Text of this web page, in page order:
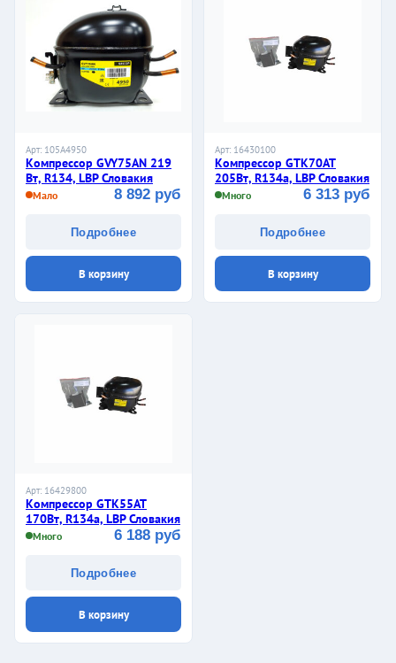
Арт: 105A4950
Компрессор GVY75AN 219
Вт, R134, LBP Словакия
Мало 8 892 руб
Подробнее
В корзину
Арт: 16430100
Компрессор GTK70AT
205Вт, R134a, LBP Словакия
Много 6 313 руб
Подробнее
В корзину
Арт: 16429800
Компрессор GTK55AT
170Вт, R134a, LBP Словакия
Много 6 188 руб
Подробнее
В корзину